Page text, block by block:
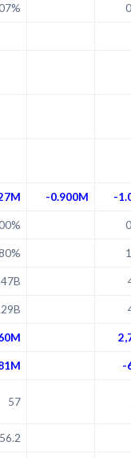
-0.900M -
-
57
56.2